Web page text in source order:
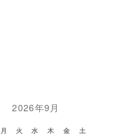
2026年9月
月 火 水 木 金
土